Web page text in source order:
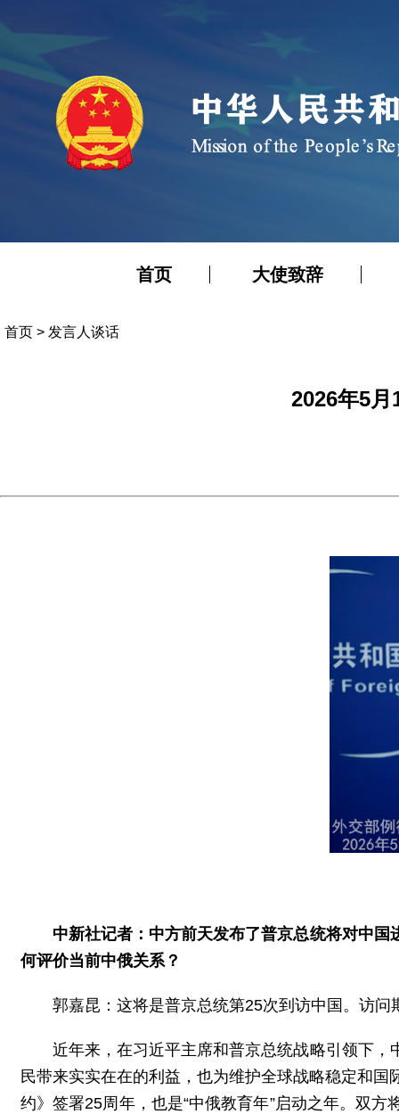
首页 大使致辞
首页 > 发言人谈话
2026年5
中新社记者：中方前天发布了普京总统将对中
何评价当前中俄关系？
郭嘉昆：这将是普京总统第25次到访中国。访
近年来，在习近平主席和普京总统战略引领下
民带来实实在在的利益，也为维护全球战略稳定和
约》签署25周年，也是“中俄教育年”启动之年。双